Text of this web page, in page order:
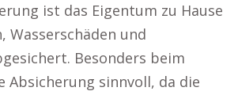
ist das Eigentum zu Hause
Wasserschäden und
Besonders beim
Absicherung sinnvoll, da die